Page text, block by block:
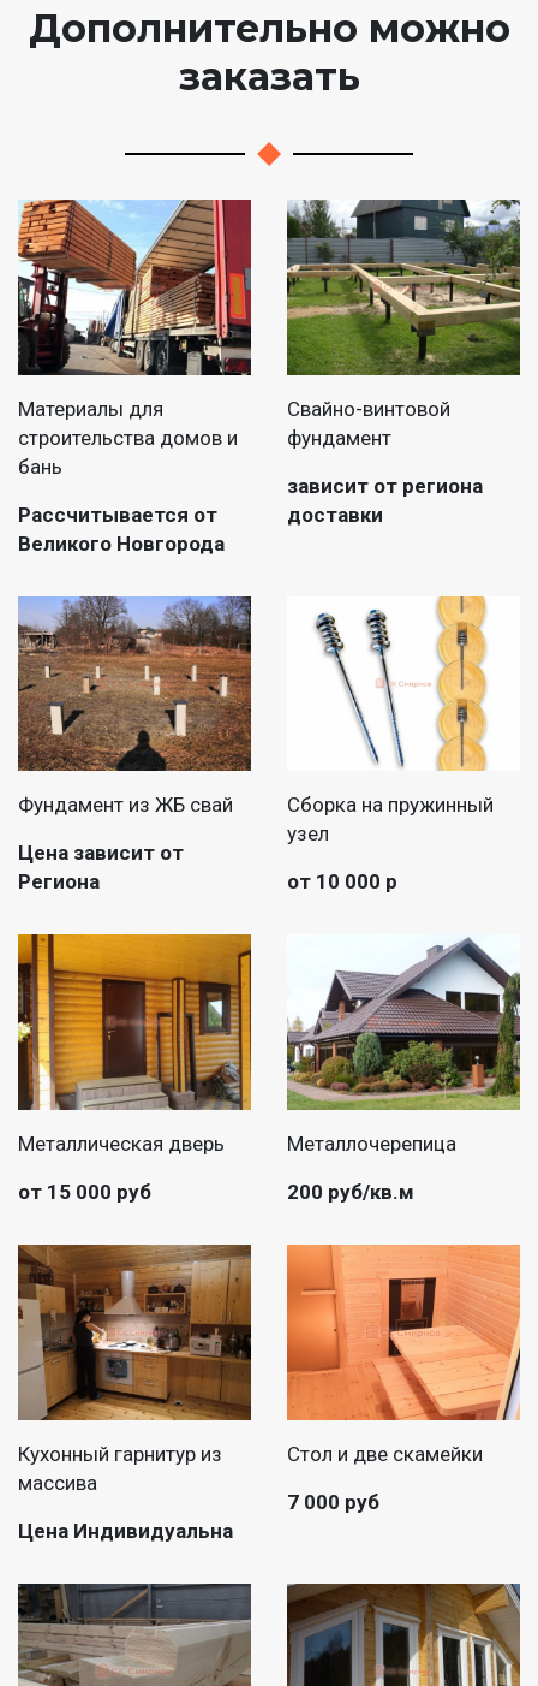
Дополнительно можно
заказать
Материалы для
строительства домов и
бань
Рассчитывается от
Великого Новгорода
Свайно-винтовой
фундамент
зависит от региона
доставки
Фундамент из ЖБ свай
Цена зависит от
Региона
Сборка на пружинный
узел
от 10 000 р
Металлическая дверь
от 15 000 руб
Металлочерепица
200 руб/кв.м
Кухонный гарнитур из
массива
Цена Индивидуальна
Стол и две скамейки
7 000 руб